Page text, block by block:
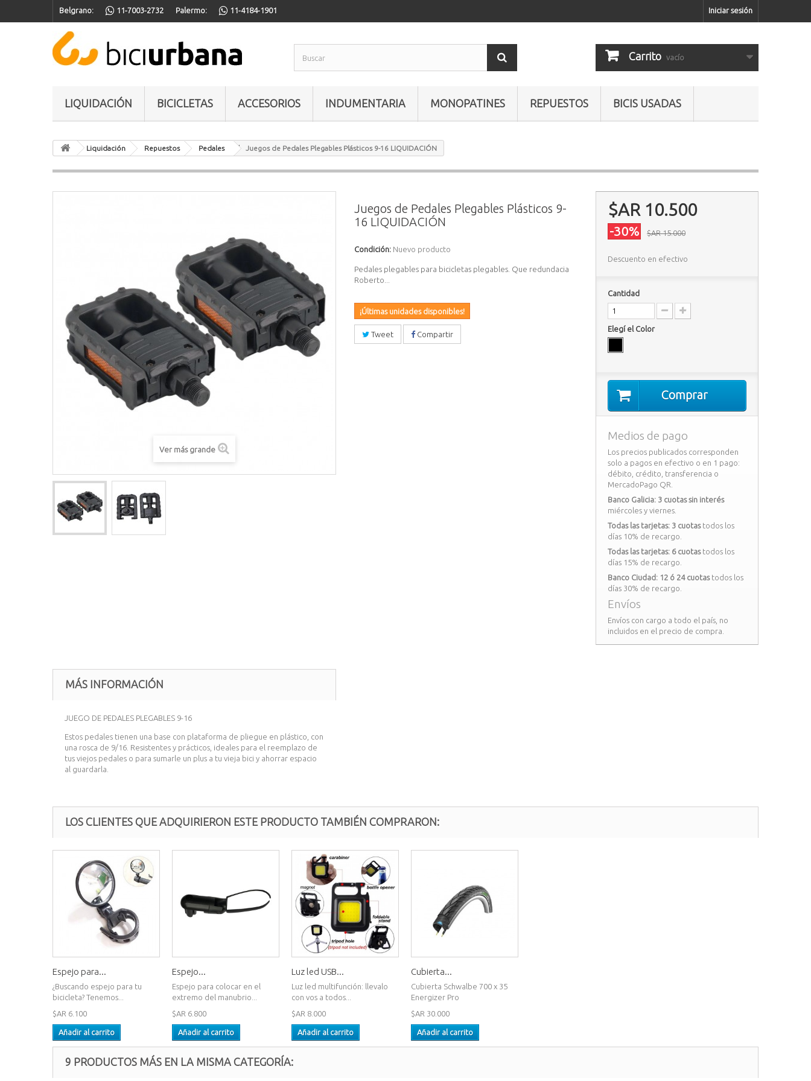
Belgrano: 11-7003-2732 Palermo: 11-4184-1901 Iniciar sesión
Carrito vacío
LIQUIDACIÓN BICICLETAS ACCESORIOS INDUMENTARIA MONOPATINES REPUESTOS BICIS USADAS
Liquidación Repuestos Pedales Juegos de Pedales Plegables Plásticos 9-16 LIQUIDACIÓN
Ver más grande
Juegos de Pedales Plegables Plásticos 9-
16 LIQUIDACIÓN
Condición: Nuevo producto
Pedales plegables para bicicletas plegables. Que redundacia
Roberto...
¡Últimas unidades disponibles!
Tweet Compartir
$AR 10.500
-30% $AR 15.000
Descuento en efectivo
Cantidad
Elegí el Color
Comprar
Medios de pago
Los precios publicados corresponden
solo a pagos en efectivo o en 1 pago:
débito, crédito, transferencia o
MercadoPago QR.
Banco Galicia: 3 cuotas sin interés
miércoles y viernes.
Todas las tarjetas: 3 cuotastodos los
días 10% de recargo.
Todas las tarjetas: 6 cuotastodos los
días 15% de recargo.
Banco Ciudad: 12 ó 24 cuotastodos los
días 30% de recargo.
Envíos
Envíos con cargo a todo el país, no
incluidos en el precio de compra.
MÁS INFORMACIÓN
JUEGO DE PEDALES PLEGABLES 9-16
Estos pedales tienen una base con plataforma de pliegue en plástico, con
una rosca de 9/16. Resistentes y prácticos, ideales para el reemplazo de
tus viejos pedales o para sumarle un plus a tu vieja bici y ahorrar espacio
al guardarla.
LOS CLIENTES QUE ADQUIRIERON ESTE PRODUCTO TAMBIÉN COMPRARON:
Espejo para...
¿Buscando espejo para tu
bicicleta? Tenemos...
$AR 6.100
Añadir al carrito
Espejo...
Espejo para colocar en el
extremo del manubrio...
$AR 6.800
Añadir al carrito
Luz led USB...
Luz led multifunción: llevalo
con vos a todos...
$AR 8.000
Añadir al carrito
Cubierta...
Cubierta Schwalbe 700 x 35
Energizer Pro
$AR 30.000
Añadir al carrito
9 PRODUCTOS MÁS EN LA MISMA CATEGORÍA: